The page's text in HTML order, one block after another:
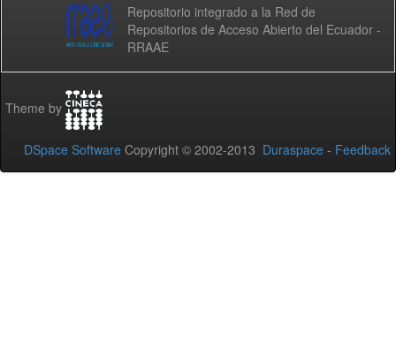
Repositorio integrado a la Red de
Repositorios de Acceso Abierto del Ecuador -
RRAAE
Theme by
DSpace Software Copyright © 2002-2013 Duraspace - Feedback